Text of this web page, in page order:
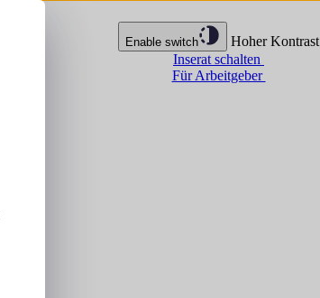
Enable switch
Hoher Kontrast
Inserat schalten
Für Arbeitgeber